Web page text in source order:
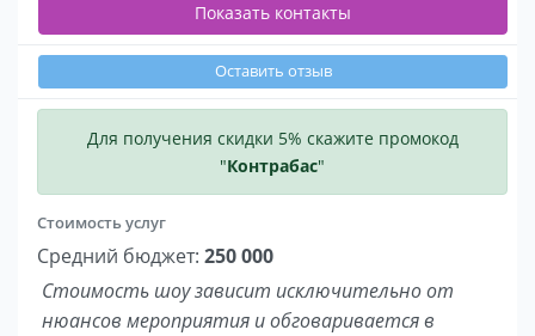
Показать контакты
Оставить отзыв
Для получения скидки 5% скажите промокод
"Контрабас"
Стоимость услуг
Средний бюджет: 250 000
Стоимость шоу зависит исключительно от
нюансов мероприятия и обговаривается в